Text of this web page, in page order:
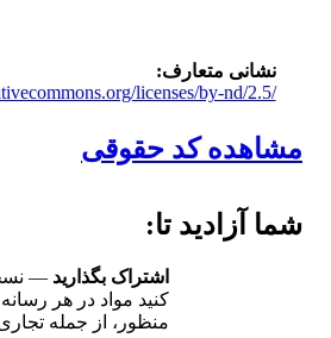
نشانی متعارف
licenses/by-nd/2.5/
مشاهده کد حقوقی
شما آزادید تا:
اشتراک بگذارید —
کنید مواد در هر رسانه
منظور، از جمله